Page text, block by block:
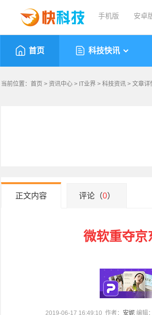
手机版 安卓
首页 科技快讯
当前位置： 首页 > 资讯中心 > IT业界 > 科技资讯 > 文章详
正文内容 评论（0）
微软重夺京
2019-06-17 16:49:10 作者： 安妮 编辑